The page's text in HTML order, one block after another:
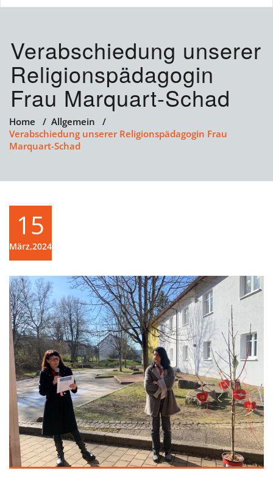
Verabschiedung unserer
Religionspädagogin
Frau Marquart-Schad
Home / Allgemein /
Verabschiedung unserer Religionspädagogin Frau
Marquart-Schad
15
März,2024